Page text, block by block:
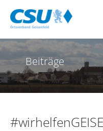
Zum
Inhalt
CSU Geisenfeld
Beiträge